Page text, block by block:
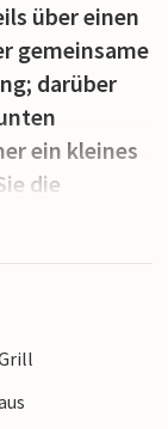
über einen
gemeinsame
darüber
ein kleines
die
Chianti-
Was
hügelige
(40